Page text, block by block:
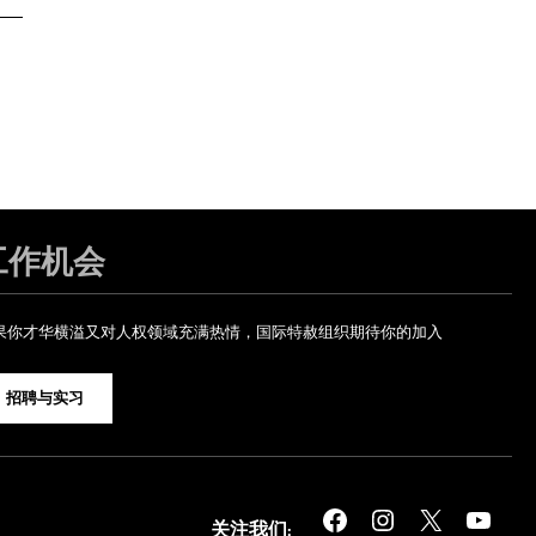
作机会
你才华横溢又对人权领域充满热情，国际特赦组织期待你的加入
招聘与实习
关注我们: Facebook Instagram X YouTube